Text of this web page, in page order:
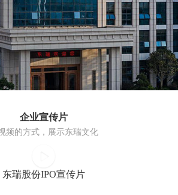
企业宣传片
频的方式，展示东瑞文化
东瑞股份IPO宣传片